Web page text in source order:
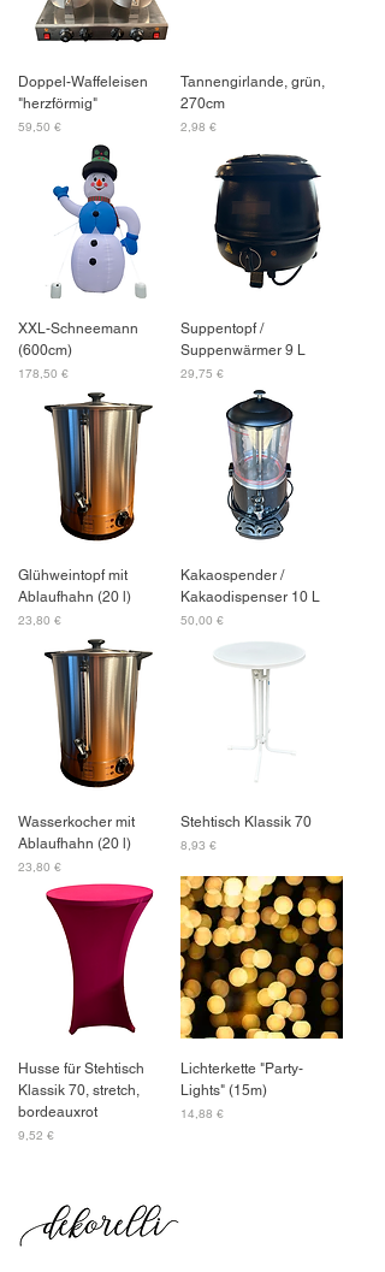
Doppel-Waffeleisen
"herzförmig"
Preis
59,50 €
Tannengirlande, grün,
270cm
Preis
2,98 €
XXL-Schneemann
(600cm)
Preis
178,50 €
Suppentopf /
Suppenwärmer 9 L
Preis
29,75 €
Glühweintopf mit
Ablaufhahn (20 l)
Preis
23,80 €
Kakaospender /
Kakaodispenser 10 L
Preis
50,00 €
Wasserkocher mit
Ablaufhahn (20 l)
Preis
23,80 €
Stehtisch Klassik 70
Preis
8,93 €
Husse für Stehtisch
Klassik 70, stretch,
bordeauxrot
Preis
9,52 €
Lichterkette "Party-
Lights" (15m)
Preis
14,88 €